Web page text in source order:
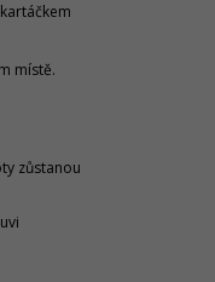
místě.
zůstanou